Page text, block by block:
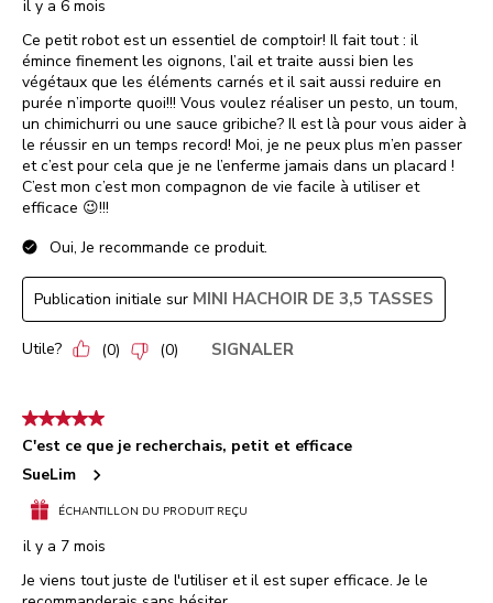
il y a 6 mois
Ce petit robot est un essentiel de comptoir! Il fait tout : il
émince finement les oignons, l’ail et traite aussi bien les
végétaux que les éléments carnés et il sait aussi reduire en
purée n’importe quoi!!! Vous voulez réaliser un pesto, un toum,
un chimichurri ou une sauce gribiche? Il est là pour vous aider à
le réussir en un temps record! Moi, je ne peux plus m’en passer
et c’est pour cela que je ne l’enferme jamais dans un placard !
C’est mon c’est mon compagnon de vie facile à utiliser et
efficace 😉!!!
Oui, Je recommande ce produit.
Publication initiale sur MINI HACHOIR DE 3,5 TASSES
Utile? (0) (0) SIGNALER
5 étoile(s) sur 5.
C'est ce que je recherchais, petit et efficace
SueLim
ÉCHANTILLON DU PRODUIT REÇU
il y a 7 mois
Je viens tout juste de l'utiliser et il est super efficace. Je le